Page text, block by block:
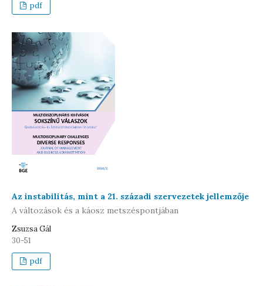
pdf
Az instabilitás, mint a 21. századi szervezetek jellemzője
A változások és a káosz metszéspontjában
Zsuzsa Gál
30-51
pdf